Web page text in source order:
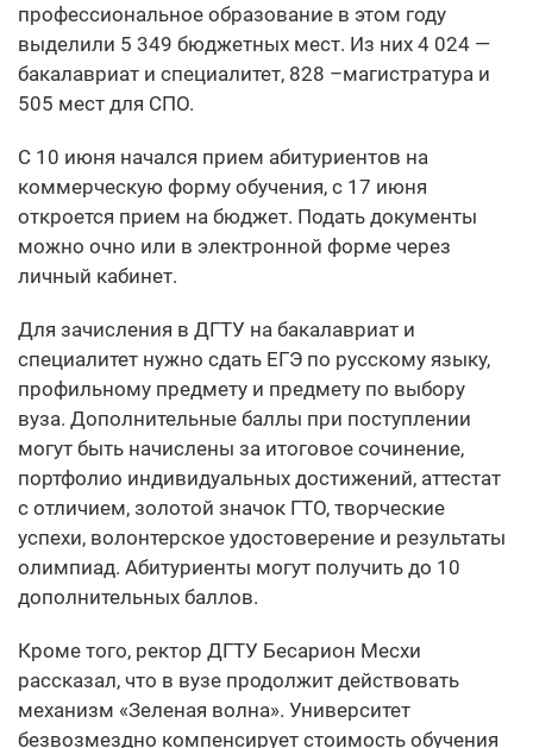
профессиональное образование в этом году
выделили 5 349 бюджетных мест. Из них 4 024 —
бакалавриат и специалитет, 828 –магистратура и
505 мест для СПО.
С 10 июня начался прием абитуриентов на
коммерческую форму обучения, с 17 июня
откроется прием на бюджет. Подать документы
можно очно или в электронной форме через
личный кабинет.
Для зачисления в ДГТУ на бакалавриат и
специалитет нужно сдать ЕГЭ по русскому языку,
профильному предмету и предмету по выбору
вуза. Дополнительные баллы при поступлении
могут быть начислены за итоговое сочинение,
портфолио индивидуальных достижений, аттестат
с отличием, золотой значок ГТО, творческие
успехи, волонтерское удостоверение и результаты
олимпиад. Абитуриенты могут получить до 10
дополнительных баллов.
Кроме того, ректор ДГТУ Бесарион Месхи
рассказал, что в вузе продолжит действовать
механизм «Зеленая волна». Университет
безвозмездно компенсирует стоимость обучения